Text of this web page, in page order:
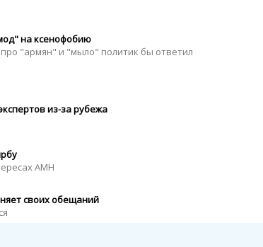
на ксенофобию
про "армян" и "мыло" политик бы ответил
из-за рубежа
АМН
своих обещаний